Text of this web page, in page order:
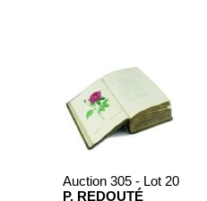
Auction 305 - Lot 20
P. REDOUTÉ